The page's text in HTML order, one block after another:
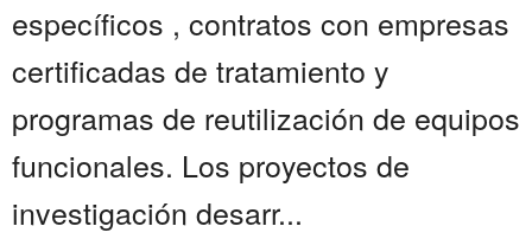
específicos , contratos con empresas
certificadas de tratamiento y
programas de reutilización de equipos
funcionales. Los proyectos de
investigación desarr...